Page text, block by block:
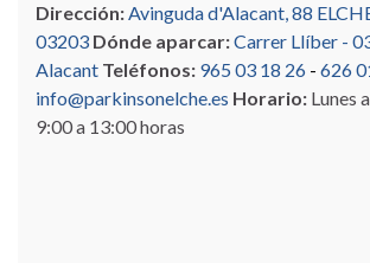
Dirección:Avinguda d'Alacant, 88
03203 Dónde aparcar:Carrer Llíber -
Alacant Teléfonos: 965 03 18 26 - 626
info@parkinsonelche.es Horario: Lunes
9:00 a 13:00 horas